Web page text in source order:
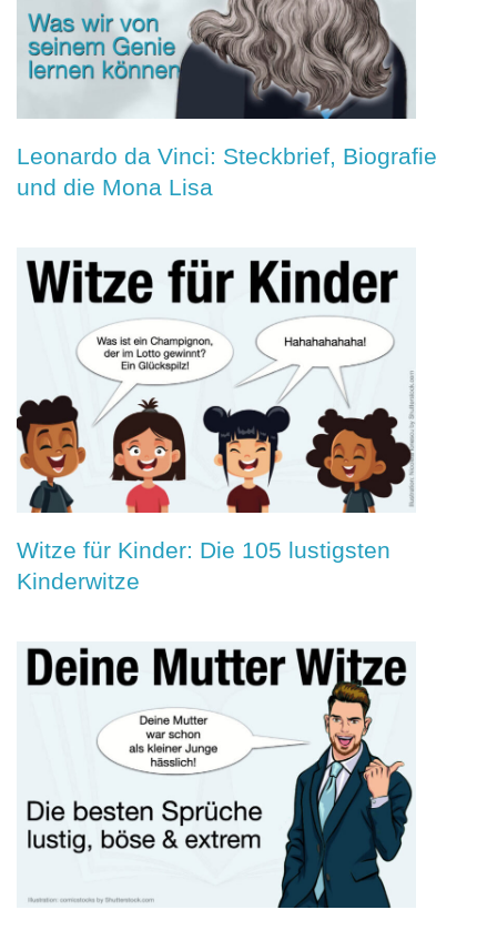
Leonardo da Vinci: Steckbrief, Biografie
und die Mona Lisa
Witze für Kinder: Die 105 lustigsten
Kinderwitze